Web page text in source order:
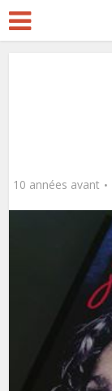
10 années avant